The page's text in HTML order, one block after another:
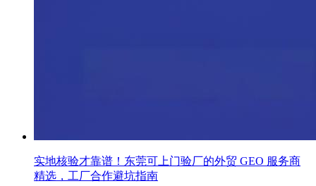
实地核验才靠谱！东莞可上门验厂的外贸 GEO 服务商
精选，工厂合作避坑指南